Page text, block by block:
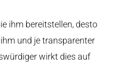
ihm bereitstellen, desto
und je transparenter
wirkt dies auf